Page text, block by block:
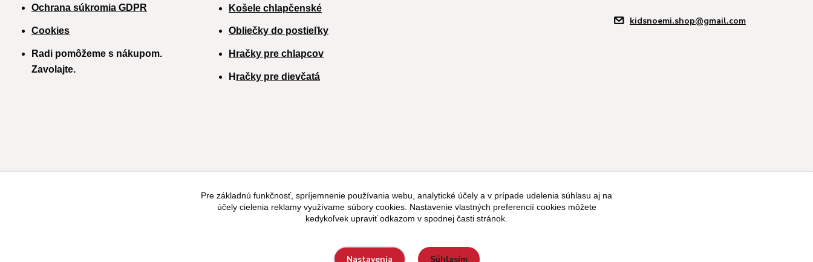
Ochrana súkromia GDPR
Cookies
Radi pomôžeme s nákupom.
Zavolajte.
Košele chlapčenské
Obliečky do postieľky
Hračky pre chlapcov
H račky pre dievčatá
kidsnoemi.shop@gmail.com
Pre základnú funkčnosť, spríjemnenie používania webu, analytické účely a v prípade udelenia súhlasu aj na
účely cielenia reklamy využívame súbory cookies. Nastavenie vlastných preferencií cookies môžete
kedykoľvek upraviť odkazom v spodnej časti stránok.
Nastavenia Súhlasím